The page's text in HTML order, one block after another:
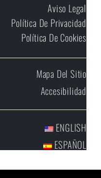
Aviso Legal
Política De Privacidad
Política De Cookies
Mapa Del Sitio
Accesibilidad
ENGLISH
ESPAÑOL